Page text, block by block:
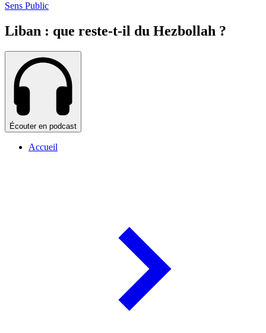
Sens Public
Liban : que reste-t-il du Hezbollah ?
Écouter en podcast
Accueil